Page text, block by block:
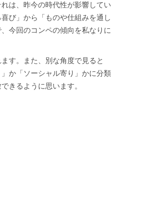
は、昨今の時代性が影響してい
び」から「ものや仕組みを通し
今回のコンペの傾向を私なりに
す。また、別な角度で見ると
か「ソーシャル寄り」かに分類
きるように思います。